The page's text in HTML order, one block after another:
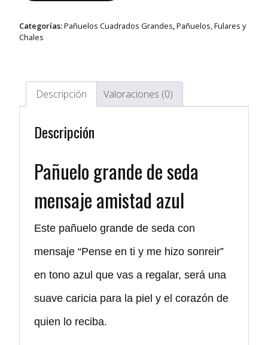
Seda
Mensaje
cantidad
Categorías:Pañuelos Cuadrados Grandes,Pañuelos, Fulares y
Chales
Descripción Valoraciones (0)
Descripción
Pañuelo grande de seda
mensaje amistad azul
Este pañuelo grande de seda con
mensaje “Pense en ti y me hizo sonreir”
en tono azul que vas a regalar, será una
suave caricia para la piel y el corazón de
quien lo reciba.